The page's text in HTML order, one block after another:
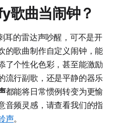
歌曲当闹钟？
耳的雷达声吵醒，可不是开
的歌曲制作自定义闹钟，能
了个性化色彩，甚至能激励
流行副歌，还是平静的器乐
都能将日常惯例转变为更愉
音频灵感，请查看我们的指
声。